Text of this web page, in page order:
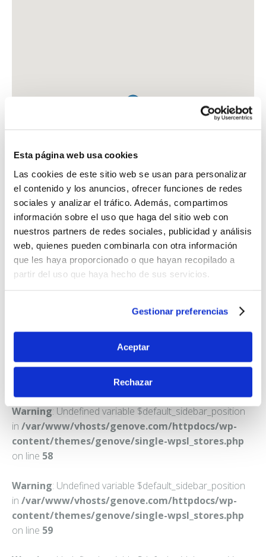
Esta página web usa cookies
Las cookies de este sitio web se usan para personalizar
el contenido y los anuncios, ofrecer funciones de redes
sociales y analizar el tráfico. Además, compartimos
información sobre el uso que haga del sitio web con
nuestros partners de redes sociales, publicidad y análisis
web, quienes pueden combinarla con otra información
que les haya proporcionado o que hayan recopilado a
partir del uso que haya hecho de sus servicios.
Gestionar preferencias
Aceptar
Rechazar
FARMACIA COBO CASTRO, FRANCISCA
PZA. DE LA PAZ, 28
Warning: Undefined variable $default_sidebar_position
in /var/www/vhosts/genove.com/httpdocs/wp-
content/themes/genove/single-wpsl_stores.php
on line 58
Warning: Undefined variable $default_sidebar_position
in /var/www/vhosts/genove.com/httpdocs/wp-
content/themes/genove/single-wpsl_stores.php
on line 59